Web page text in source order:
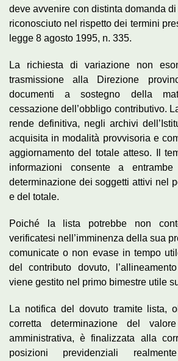
deve avvenire con distinta domanda
riconosciuto nel rispetto dei termini
legge 8 agosto 1995, n. 335.
La richiesta di variazione non
trasmissione alla Direzione
documenti a sostegno della
cessazione dell’obbligo contributivo.
rende definitiva, negli archivi
acquisita in modalità provvisoria e
aggiornamento del totale atteso. Il
informazioni consente a
determinazione dei soggetti attivi nel
e del totale.
Poiché la lista potrebbe non
verificatesi nell’imminenza della sua
comunicate o non evase in tempo
del contributo dovuto,
viene gestito nel primo bimestre utile
La notifica del dovuto tramite lista,
corretta determinazione del
amministrativa, è finalizzata alla
posizioni previdenziali